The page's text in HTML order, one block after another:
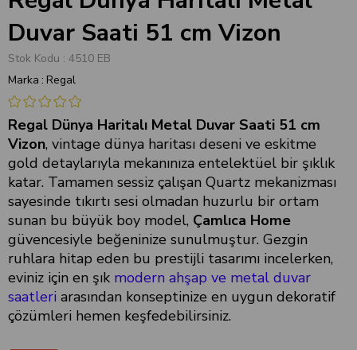
Duvar Saati 51 cm Vizon
Stok Kodu
4510 EB
Marka : Regal
Regal Dünya Haritalı Metal Duvar Saati 51 cm
Vizon, vintage dünya haritası deseni ve eskitme
gold detaylarıyla mekanınıza entelektüel bir şıklık
katar. Tamamen sessiz çalışan Quartz mekanizması
sayesinde tıkırtı sesi olmadan huzurlu bir ortam
sunan bu büyük boy model, Çamlıca Home
güvencesiyle beğeninize sunulmuştur. Gezgin
ruhlara hitap eden bu prestijli tasarımı incelerken,
eviniz için en şık modern ahşap ve metal duvar
saatleri arasından konseptinize en uygun dekoratif
çözümleri hemen keşfedebilirsiniz.